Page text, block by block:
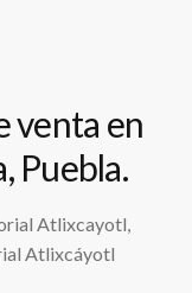
venta en
Puebla.
Atlixcayotl,
Atlixcáyotl